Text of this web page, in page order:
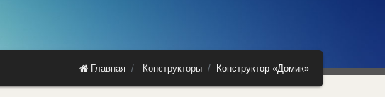
Главная Конструкторы Конструктор «Домик»